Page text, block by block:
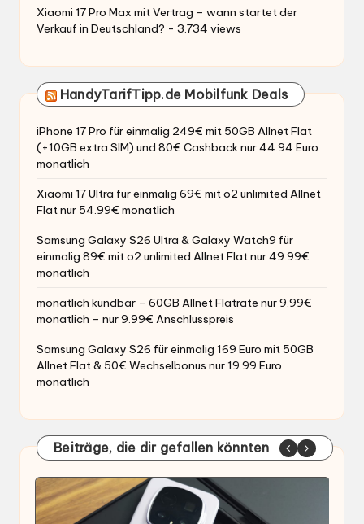
Xiaomi 17 Pro Max mit Vertrag – wann startet der
Verkauf in Deutschland? - 3.734 views
HandyTarifTipp.de Mobilfunk Deals
iPhone 17 Pro für einmalig 249€ mit 50GB Allnet Flat
(+10GB extra SIM) und 80€ Cashback nur 44.94 Euro
monatlich
Xiaomi 17 Ultra für einmalig 69€ mit o2 unlimited Allnet
Flat nur 54.99€ monatlich
Samsung Galaxy S26 Ultra & Galaxy Watch9 für
einmalig 89€ mit o2 unlimited Allnet Flat nur 49.99€
monatlich
monatlich kündbar – 60GB Allnet Flatrate nur 9.99€
monatlich – nur 9.99€ Anschlusspreis
Samsung Galaxy S26 für einmalig 169 Euro mit 50GB
Allnet Flat & 50€ Wechselbonus nur 19.99 Euro
monatlich
Beiträge, die dir gefallen könnten